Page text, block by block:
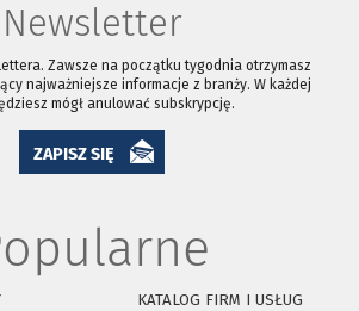
Newsletter
Zawsze na początku tygodnia otrzymasz
najważniejsze informacje z branży. W każdej
mógł anulować subskrypcję.
ZAPISZ SIĘ
KATALOG FIRM I USŁUG